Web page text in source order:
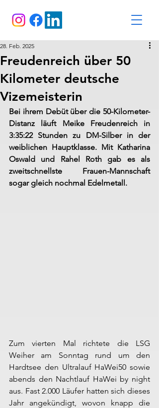
Freudenreich über 50
Kilometer deutsche
Vizemeisterin
28. Feb. 2025
Bei ihrem Debüt über die 50-Kilometer-
Distanz läuft Meike Freudenreich in
3:35:22 Stunden zu DM-Silber in der
weiblichen Hauptklasse. Mit Katharina
Oswald und Rahel Roth gab es als
zweitschnellste Frauen-Mannschaft
sogar gleich nochmal Edelmetall.
Zum vierten Mal richtete die LSG
Weiher am Sonntag rund um den
Hardtsee den Ultralauf HaWei50 sowie
abends den Nachtlauf HaWei by night
aus. Fast 2.000 Läufer hatten sich dieses
Jahr angekündigt, wovon knapp die